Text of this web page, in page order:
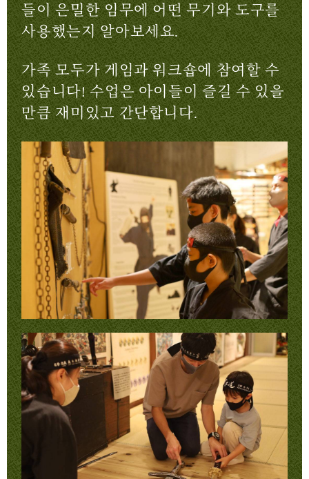
들이 은밀한 임무에 어떤 무기와 도구를
사용했는지 알아보세요.
가족 모두가 게임과 워크숍에 참여할 수
있습니다! 수업은 아이들이 즐길 수 있을
만큼 재미있고 간단합니다.